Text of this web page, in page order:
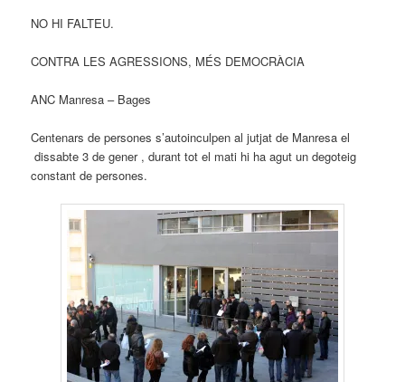
NO HI FALTEU.
CONTRA LES AGRESSIONS, MÉS DEMOCRÀCIA
ANC Manresa – Bages
Centenars de persones s’autoinculpen al jutjat de Manresa el
dissabte 3 de gener , durant tot el mati hi ha agut un degoteig
constant de persones.